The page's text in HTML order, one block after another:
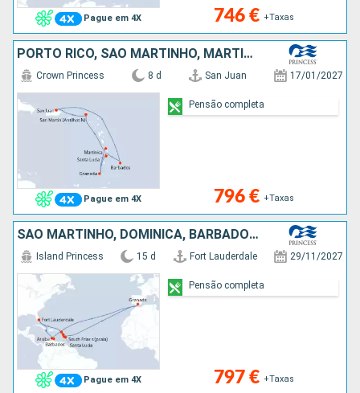
Pague em 4X 746 € +Taxas
PORTO RICO, SÃO MARTINHO, MARTINICA, GRENADA, SANTA LÚCIA, BARBADOS
Pague em 4X
Crown Princess 8 d San Juan 17/01/2027
796 € +Taxas
Pensão completa
SÃO MARTINHO, DOMINICA, BARBADOS, SANTA LÚCIA, GRENADA, ARUBA, ESTADOS UNIDOS
Pague em 4X
Island Princess 15 d Fort Lauderdale 29/11/2027
797 € +Taxas
Pensão completa